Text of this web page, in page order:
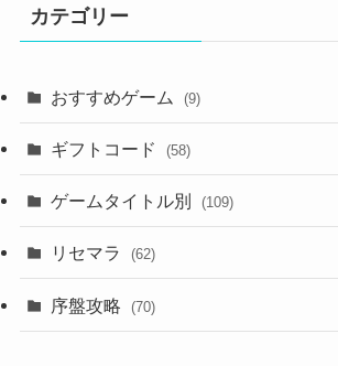
カテゴリー
おすすめゲーム (9)
ギフトコード (58)
ゲームタイトル別 (109)
(2)
リセマラ (62)
序盤攻略 (70)